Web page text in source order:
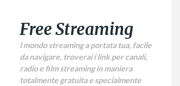
Free Streaming
l mondo streaming a portata tua, facile
da navigare, troverai i link per canali,
radio e film streaming in maniera
totalmente gratuita e specialmente